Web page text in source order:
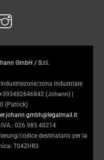
GmbH / S.r.l.
zona industriale
(Johann) |
(Patrick)
026 985 40214
codice destinatario per la
T04ZHR3